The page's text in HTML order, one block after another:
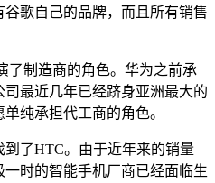
歌自己的品牌，而且所有销售
了制造商的角色。华为之前承
最近几年已经跻身亚洲最大的
纯承担代工商的角色。
了HTC。由于近年来的销量
时的智能手机厂商已经面临生